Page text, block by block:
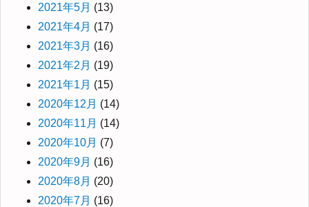
2021年5月 (13)
2021年4月 (17)
2021年3月 (16)
2021年2月 (19)
2021年1月 (15)
2020年12月 (14)
2020年11月 (14)
2020年10月 (7)
2020年9月 (16)
2020年8月 (20)
2020年7月 (16)